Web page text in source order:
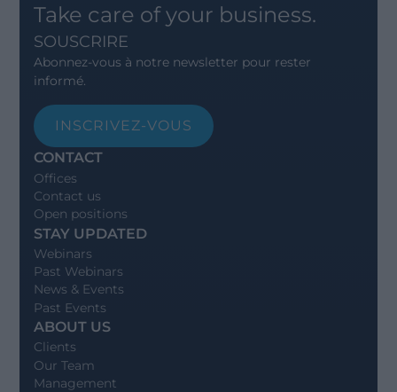
Take care of your business.
SOUSCRIRE
Abonnez-vous à notre newsletter pour rester
informé.
INSCRIVEZ-VOUS
CONTACT
Offices
Contact us
Open positions
STAY UPDATED
Webinars
Past Webinars
News & Events
Past Events
ABOUT US
Clients
Our Team
Management